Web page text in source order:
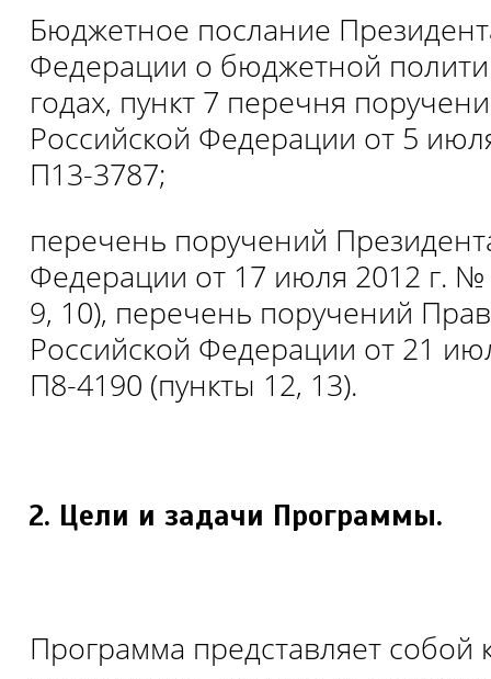
Бюджетное послание
Федерации о бюджетной
годах, пункт 7 перечня
Российской Федерации от 5
П13-3787;
перечень поручений
Федерации от 17 июля 2012 г.
9, 10), перечень поручений
Российской Федерации от 21
П8-4190 (пункты 12, 13).
Цели и задачи Программы.
Программа представляет собой